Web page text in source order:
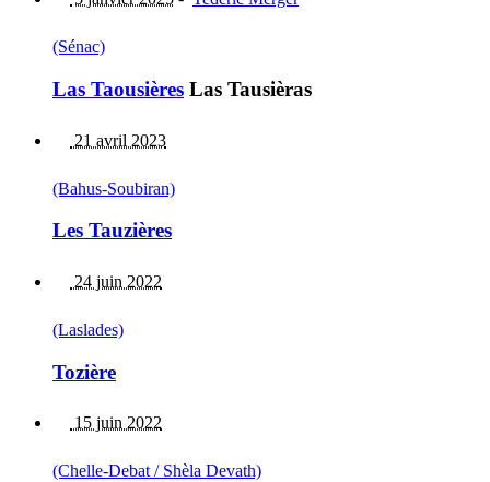
(Sénac)
Las Taousières Las Tausièras
21 avril 2023
(Bahus-Soubiran)
Les Tauzières
24 juin 2022
(Laslades)
Tozière
15 juin 2022
(Chelle-Debat / Shèla Devath)